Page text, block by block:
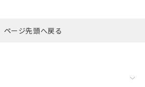
ページ先頭へ戻る